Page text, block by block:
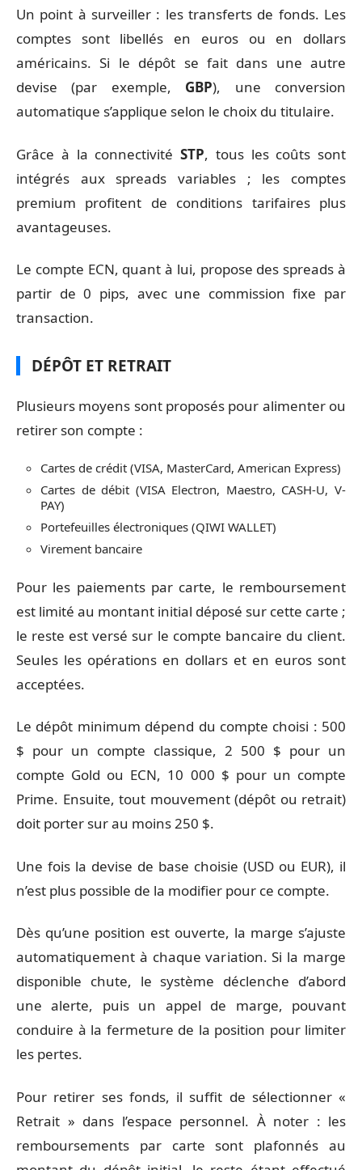
Un point à surveiller : les transferts de fonds. Les
comptes sont libellés en euros ou en dollars
américains. Si le dépôt se fait dans une autre
devise (par exemple, GBP), une conversion
automatique s’applique selon le choix du titulaire.
Grâce à la connectivité STP, tous les coûts sont
intégrés aux spreads variables ; les comptes
premium profitent de conditions tarifaires plus
avantageuses.
Le compte ECN, quant à lui, propose des spreads à
partir de 0 pips, avec une commission fixe par
transaction.
DÉPÔT ET RETRAIT
Plusieurs moyens sont proposés pour alimenter ou
retirer son compte :
Cartes de crédit (VISA, MasterCard, American Express)
Cartes de débit (VISA Electron, Maestro, CASH-U, V-
PAY)
Portefeuilles électroniques (QIWI WALLET)
Virement bancaire
Pour les paiements par carte, le remboursement
est limité au montant initial déposé sur cette carte ;
le reste est versé sur le compte bancaire du client.
Seules les opérations en dollars et en euros sont
acceptées.
Le dépôt minimum dépend du compte choisi : 500
$ pour un compte classique, 2 500 $ pour un
compte Gold ou ECN, 10 000 $ pour un compte
Prime. Ensuite, tout mouvement (dépôt ou retrait)
doit porter sur au moins 250 $.
Une fois la devise de base choisie (USD ou EUR), il
n’est plus possible de la modifier pour ce compte.
Dès qu’une position est ouverte, la marge s’ajuste
automatiquement à chaque variation. Si la marge
disponible chute, le système déclenche d’abord
une alerte, puis un appel de marge, pouvant
conduire à la fermeture de la position pour limiter
les pertes.
Pour retirer ses fonds, il suffit de sélectionner «
Retrait » dans l’espace personnel. À noter : les
remboursements par carte sont plafonnés au